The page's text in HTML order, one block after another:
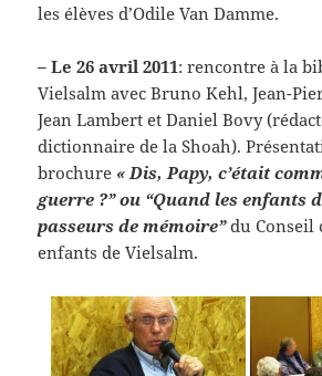
les élèves d’Odile Van Damme.
– Le 26 avril 2011: rencontre à la
Vielsalm avec Bruno Kehl, Jean-
Jean Lambert et Daniel Bovy
dictionnaire de la Shoah).
brochure « Dis, Papy, c’était
guerre ?” ou “Quand les enfants
passeurs de mémoire”du Conseil
enfants de Vielsalm.